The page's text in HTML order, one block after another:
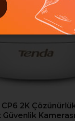
2K
Güvenlik Kamerası